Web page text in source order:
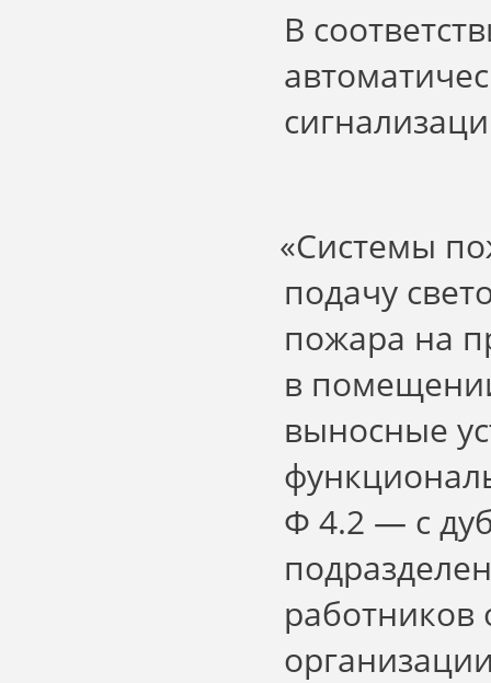
В
«Системы
подачу
пожара на
в
выносные
Ф 4.2 — с
работников